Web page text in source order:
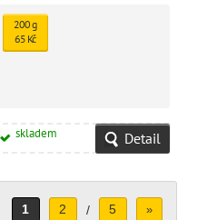
nedostatečnosti. Speciální
veterinární dieta.
200 g
65 Kč
skladem Detail
1 2 / 5 »